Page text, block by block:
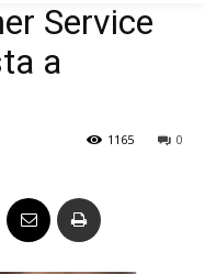
Service
a
0
1165